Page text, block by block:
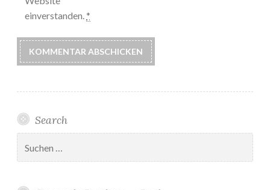
einverstanden. *
Search
nach: